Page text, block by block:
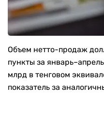
Объем нетто-продаж
пункты за
млрд в тенговом
показатель за